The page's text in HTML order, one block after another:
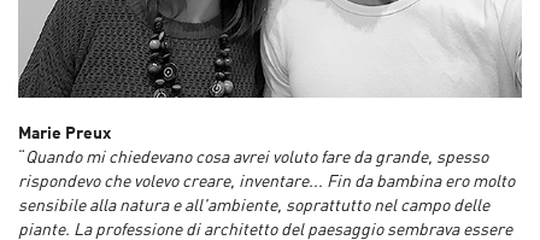
Marie Preux
“Quando mi chiedevano cosa avrei voluto fare da grande, spesso
rispondevo che volevo creare, inventare... Fin da bambina ero molto
sensibile alla natura e all'ambiente, soprattutto nel campo delle
piante. La professione di architetto del paesaggio sembrava essere